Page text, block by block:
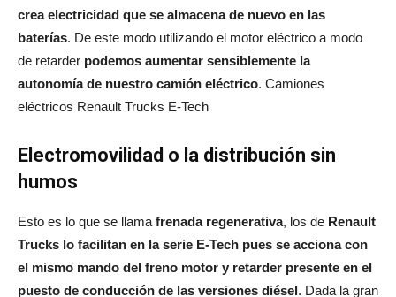
crea electricidad que se almacena de nuevo en las
baterías. De este modo utilizando el motor eléctrico a modo
de retarder podemos aumentar sensiblemente la
autonomía de nuestro camión eléctrico. Camiones
eléctricos Renault Trucks E-Tech
Electromovilidad o la distribución sin
humos
Esto es lo que se llama frenada regenerativa, los de Renault
Trucks lo facilitan en la serie E-Tech pues se acciona con
el mismo mando del freno motor y retarder presente en el
puesto de conducción de las versiones diésel. Dada la gran